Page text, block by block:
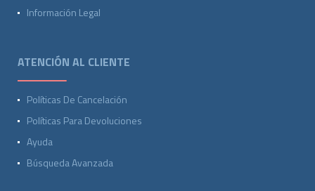
Información Legal
ATENCIÓN AL CLIENTE
Políticas De Cancelación
Políticas Para Devoluciones
Ayuda
Búsqueda Avanzada